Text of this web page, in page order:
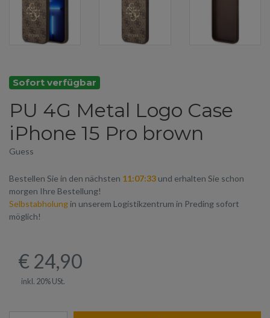
Sofort verfügbar
PU 4G Metal Logo Case
iPhone 15 Pro brown
Guess
Bestellen Sie in den nächsten 11:07:33 und erhalten Sie schon
morgen Ihre Bestellung!
Selbstabholung in unserem Logistikzentrum in Preding sofort
möglich!
€ 24,90
inkl. 20% USt.